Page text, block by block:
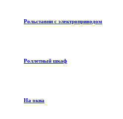
Рольставни с электроприводом
Роллетный шкаф
На окна